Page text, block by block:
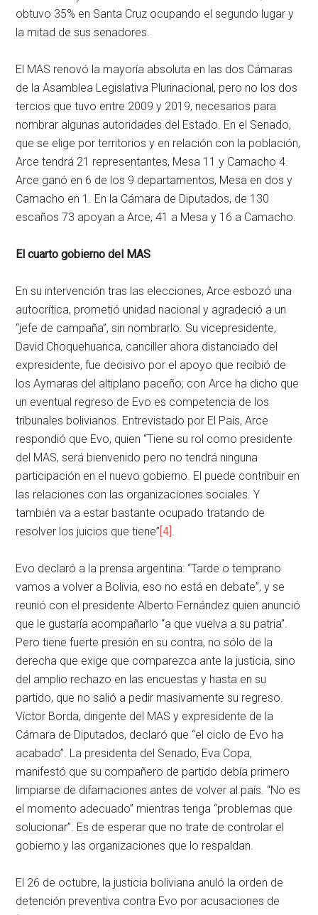
obtuvo 35% en Santa Cruz ocupando el segundo lugar y
la mitad de sus senadores.
El MAS renovó la mayoría absoluta en las dos Cámaras
de la Asamblea Legislativa Plurinacional, pero no los dos
tercios que tuvo entre 2009 y 2019, necesarios para
nombrar algunas autoridades del Estado. En el Senado,
que se elige por territorios y en relación con la población,
Arce tendrá 21 representantes, Mesa 11 y Camacho 4.
Arce ganó en 6 de los 9 departamentos, Mesa en dos y
Camacho en 1. En la Cámara de Diputados, de 130
escaños 73 apoyan a Arce, 41 a Mesa y 16 a Camacho.
El cuarto gobierno del MAS
En su intervención tras las elecciones, Arce esbozó una
autocrítica, prometió unidad nacional y agradeció a un
“jefe de campaña”, sin nombrarlo. Su vicepresidente,
David Choquehuanca, canciller ahora distanciado del
expresidente, fue decisivo por el apoyo que recibió de
los Aymaras del altiplano paceño; con Arce ha dicho que
un eventual regreso de Evo es competencia de los
tribunales bolivianos. Entrevistado por El País, Arce
respondió que Evo, quien “Tiene su rol como presidente
del MAS, será bienvenido pero no tendrá ninguna
participación en el nuevo gobierno. El puede contribuir en
las relaciones con las organizaciones sociales. Y
también va a estar bastante ocupado tratando de
resolver los juicios que tiene” [4] .
Evo declaró a la prensa argentina: “Tarde o temprano
vamos a volver a Bolivia, eso no está en debate”, y se
reunió con el presidente Alberto Fernández quien anunció
que le gustaría acompañarlo “a que vuelva a su patria”.
Pero tiene fuerte presión en su contra, no sólo de la
derecha que exige que comparezca ante la justicia, sino
del amplio rechazo en las encuestas y hasta en su
partido, que no salió a pedir masivamente su regreso.
Víctor Borda, dirigente del MAS y expresidente de la
Cámara de Diputados, declaró que “el ciclo de Evo ha
acabado”. La presidenta del Senado, Eva Copa,
manifestó que su compañero de partido debía primero
limpiarse de difamaciones antes de volver al país. “No es
el momento adecuado” mientras tenga “problemas que
solucionar”. Es de esperar que no trate de controlar el
gobierno y las organizaciones que lo respaldan.
El 26 de octubre, la justicia boliviana anuló la orden de
detención preventiva contra Evo por acusaciones de